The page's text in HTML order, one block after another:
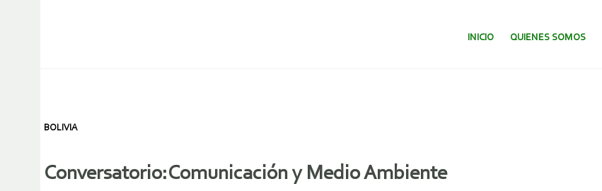
SALTAR AL CONTENIDO.
INICIO QUIENES SOMOS
BOLIVIA
Conversatorio:Comunicación y Medio Ambiente